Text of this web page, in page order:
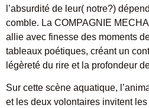
l’absurdité de leur( notre?)
comble. La COMPAGNIE
allie avec finesse des moments
tableaux poétiques, créant un
légèreté du rire et la profondeur
Sur cette scène aquatique,
et les deux volontaires invitent